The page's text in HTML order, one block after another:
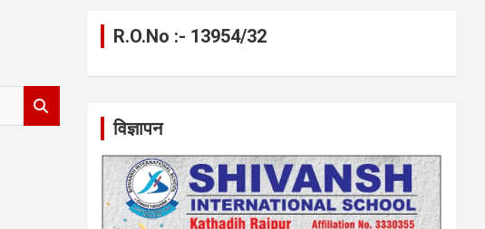
R.O.No :- 13954/32
विज्ञापन